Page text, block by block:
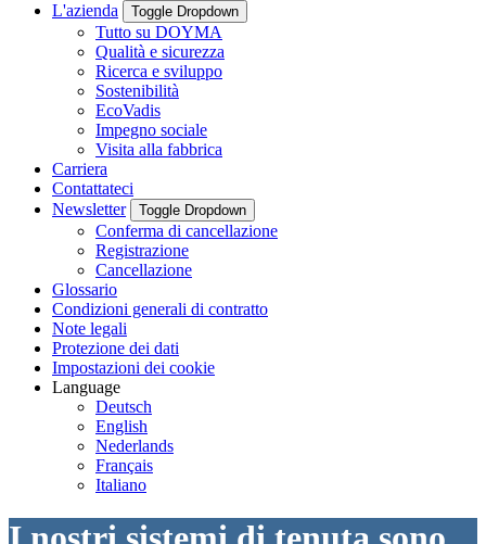
L'azienda
Toggle Dropdown
Tutto su DOYMA
Qualità e sicurezza
Ricerca e sviluppo
Sostenibilità
EcoVadis
Impegno sociale
Visita alla fabbrica
Carriera
Contattateci
Newsletter
Toggle Dropdown
Conferma di cancellazione
Registrazione
Cancellazione
Glossario
Condizioni generali di contratto
Note legali
Protezione dei dati
Impostazioni dei cookie
Language
Deutsch
English
Nederlands
Français
Italiano